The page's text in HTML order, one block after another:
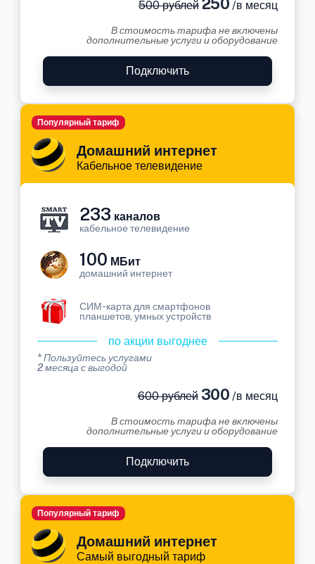
500 рублей /в месяц
В стоимость тарифа не включены
дополнительные услуги и оборудование
Подключить
Домашний интернет
Кабельное телевидение
Популярный тариф
233 каналов
кабельное телевидение
100 МБит
домашний интернет
СИМ-карта для смартфонов
планшетов, умных устройств
по акции выгоднее
* Пользуйтесь услугами
2 месяца с выгодой
600 рублей300 /в месяц
В стоимость тарифа не включены
дополнительные услуги и оборудование
Подключить
Домашний интернет
Самый выгодный тариф
Популярный тариф